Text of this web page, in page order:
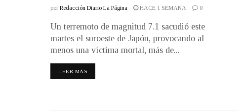
por Redacción Diario La Página HACE 1 SEMANA 0
Un terremoto de magnitud 7.1 sacudió este
martes el suroeste de Japón, provocando al
menos una víctima mortal, más de...
LEER MÁS